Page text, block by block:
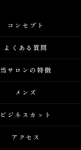
コンセプト
よくある質問
当サロンの特徴
メンズ
ビジネスカット
アクセス